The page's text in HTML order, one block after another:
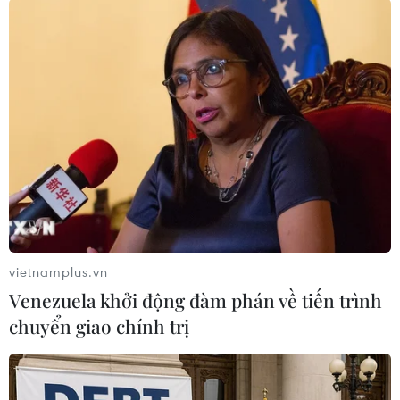
Chúng tôi phải tự điều chỉnh mình để thích ứng
với chiến thuật mà ông ấy đề ra."
Trận đấu đầu tiên của đội tuyển Thái Lan tại
vòng loại thứ 2 World Cup 2022 chính là cuộc
chạm trán với đội tuyển Việt Nam vào ngày 5/9
trên sân Thammasat./.
(Vietnam+)
vietnamplus.vn
Venezuela khởi động đàm phán về tiến trình
chuyển giao chính trị